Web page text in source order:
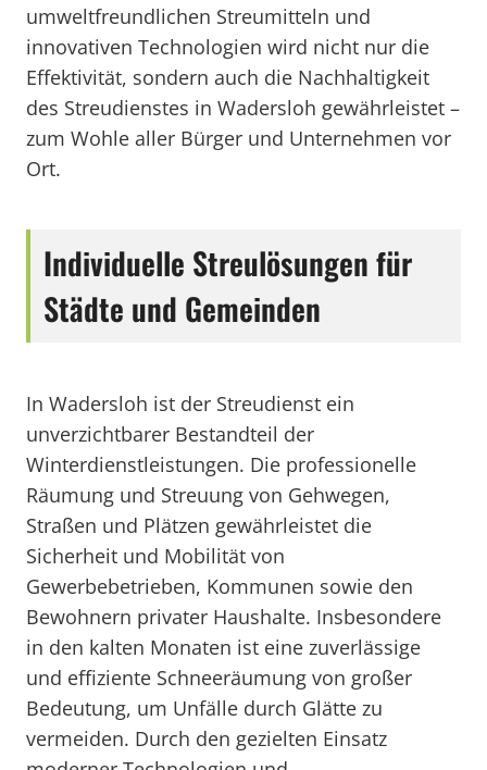
umweltfreundlichen Streumitteln und
innovativen Technologien wird nicht nur die
Effektivität, sondern auch die Nachhaltigkeit
des Streudienstes in Wadersloh gewährleistet –
zum Wohle aller Bürger und Unternehmen vor
Ort.
Individuelle Streulösungen für
Städte und Gemeinden
In Wadersloh ist der Streudienst ein
unverzichtbarer Bestandteil der
Winterdienstleistungen. Die professionelle
Räumung und Streuung von Gehwegen,
Straßen und Plätzen gewährleistet die
Sicherheit und Mobilität von
Gewerbebetrieben, Kommunen sowie den
Bewohnern privater Haushalte. Insbesondere
in den kalten Monaten ist eine zuverlässige
und effiziente Schneeräumung von großer
Bedeutung, um Unfälle durch Glätte zu
vermeiden. Durch den gezielten Einsatz